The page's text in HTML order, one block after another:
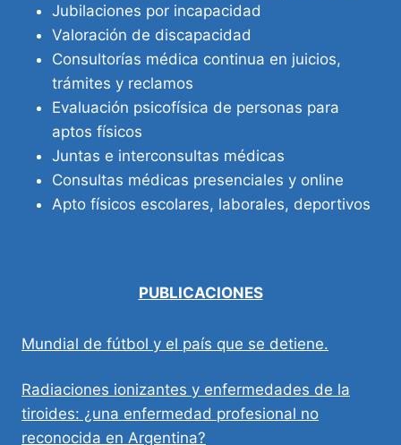
Jubilaciones por incapacidad
Valoración de discapacidad
Consultorías médica continua en juicios,
trámites y reclamos
Evaluación psicofísica de personas para
aptos físicos
Juntas e interconsultas médicas
Consultas médicas presenciales y online
Apto físicos escolares, laborales, deportivos
PUBLICACIONES
Mundial de fútbol y el país que se detiene.
Radiaciones ionizantes y enfermedades de la
tiroides: ¿una enfermedad profesional no
reconocida en Argentina?